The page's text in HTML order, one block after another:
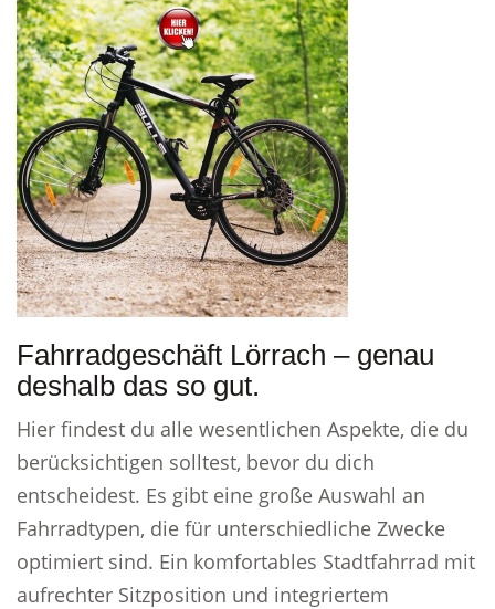
Fahrradgeschäft Lörrach – genau
deshalb das so gut.
Hier findest du alle wesentlichen Aspekte, die du
berücksichtigen solltest, bevor du dich
entscheidest. Es gibt eine große Auswahl an
Fahrradtypen, die für unterschiedliche Zwecke
optimiert sind. Ein komfortables Stadtfahrrad mit
aufrechter Sitzposition und integriertem